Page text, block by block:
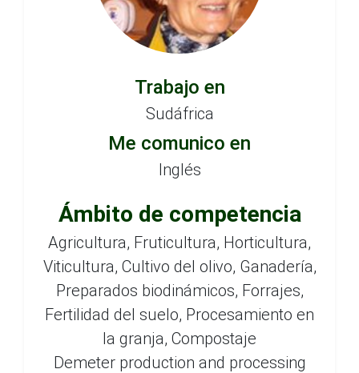
Trabajo en
Sudáfrica
Me comunico en
Inglés
Ámbito de competencia
Agricultura, Fruticultura, Horticultura,
Viticultura, Cultivo del olivo, Ganadería,
Preparados biodinámicos, Forrajes,
Fertilidad del suelo, Procesamiento en
la granja, Compostaje
Demeter production and processing